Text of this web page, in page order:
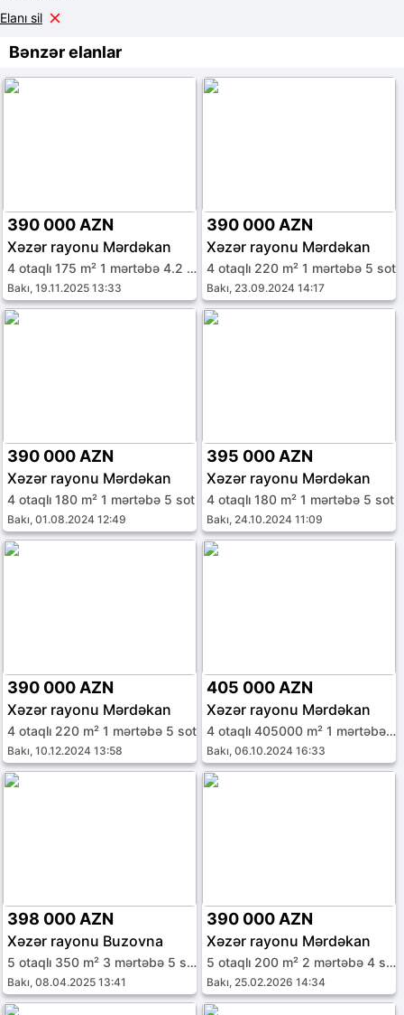
Elanı sil
Bənzər elanlar
390 000 AZN
Xəzər rayonu Mərdəkan
4 otaqlı 175 m² 1 mərtəbə 4.2 sot
Bakı, 19.11.2025 13:33
390 000 AZN
Xəzər rayonu Mərdəkan
4 otaqlı 220 m² 1 mərtəbə 5 sot
Bakı, 23.09.2024 14:17
390 000 AZN
Xəzər rayonu Mərdəkan
4 otaqlı 180 m² 1 mərtəbə 5 sot
Bakı, 01.08.2024 12:49
395 000 AZN
Xəzər rayonu Mərdəkan
4 otaqlı 180 m² 1 mərtəbə 5 sot
Bakı, 24.10.2024 11:09
390 000 AZN
Xəzər rayonu Mərdəkan
4 otaqlı 220 m² 1 mərtəbə 5 sot
Bakı, 10.12.2024 13:58
405 000 AZN
Xəzər rayonu Mərdəkan
4 otaqlı 405000 m² 1 mərtəbə 5 sot
Bakı, 06.10.2024 16:33
398 000 AZN
Xəzər rayonu Buzovna
5 otaqlı 350 m² 3 mərtəbə 5 sot
Bakı, 08.04.2025 13:41
390 000 AZN
Xəzər rayonu Mərdəkan
5 otaqlı 200 m² 2 mərtəbə 4 sot
Bakı, 25.02.2026 14:34